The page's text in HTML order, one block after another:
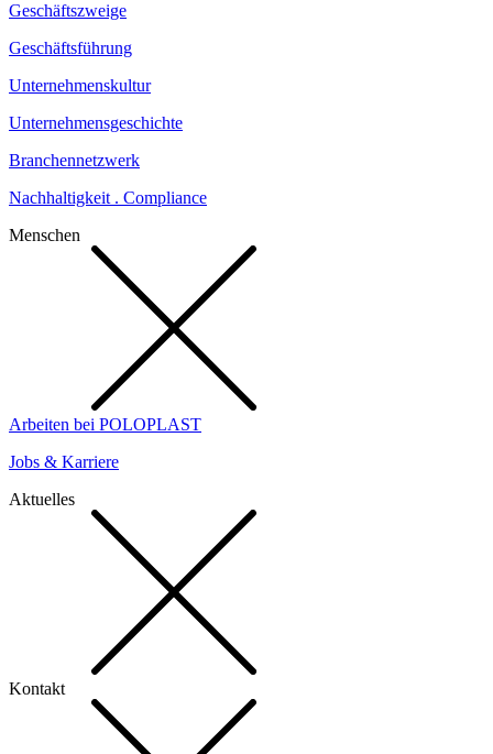
Geschäftszweige
Geschäftsführung
Unternehmenskultur
Unternehmensgeschichte
Branchennetzwerk
Nachhaltigkeit . Compliance
Menschen
Arbeiten bei POLOPLAST
Jobs & Karriere
Aktuelles
Kontakt